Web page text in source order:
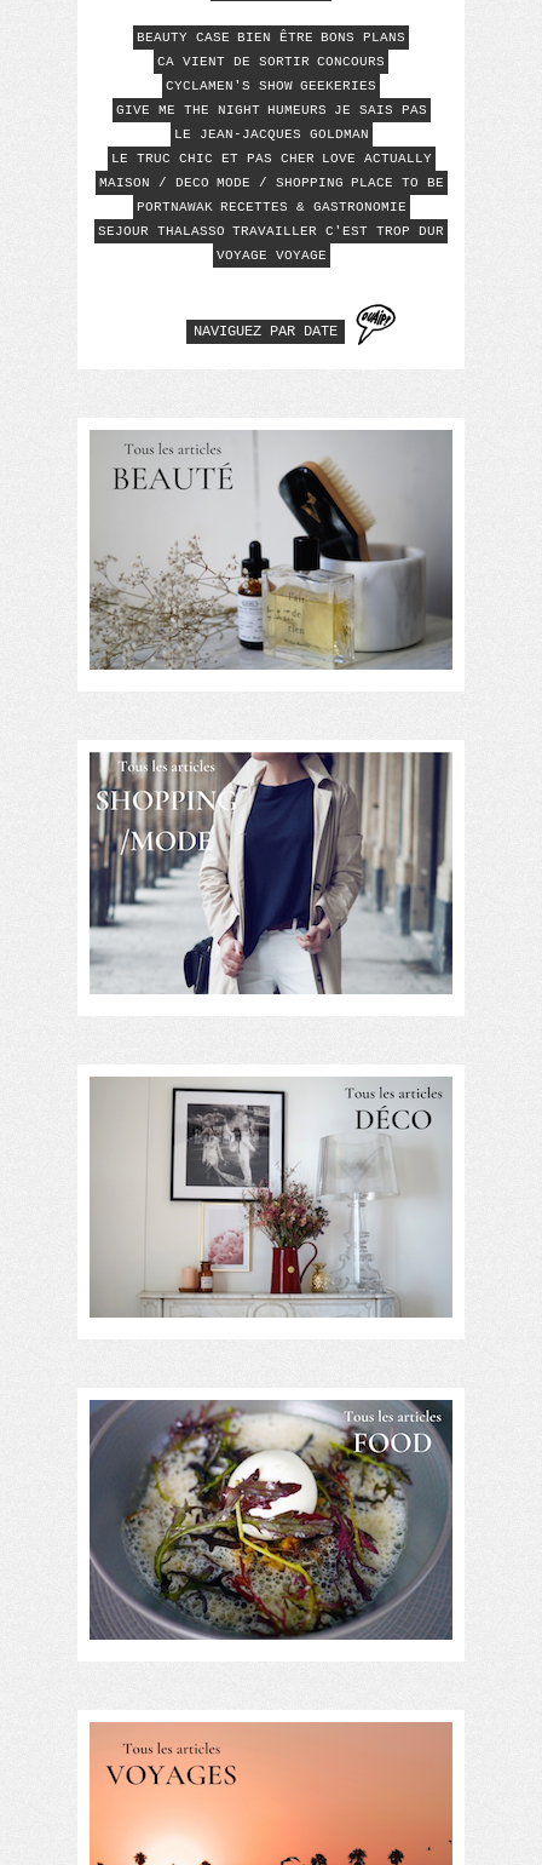
BEAUTY CASE BIEN ÊTRE BONS PLANS
CA VIENT DE SORTIR CONCOURS
CYCLAMEN'S SHOW GEEKERIES
GIVE ME THE NIGHT HUMEURS
JE SAIS PAS
LE JEAN-JACQUES GOLDMAN
LE TRUC CHIC ET PAS CHER
LOVE ACTUALLY
MAISON / DECO MODE / SHOPPING PLACE TO BE
PORTNAWAK RECETTES & GASTRONOMIE
SEJOUR THALASSO TRAVAILLER C'EST TROP DUR
VOYAGE VOYAGE
NAVIGUEZ PAR DATE